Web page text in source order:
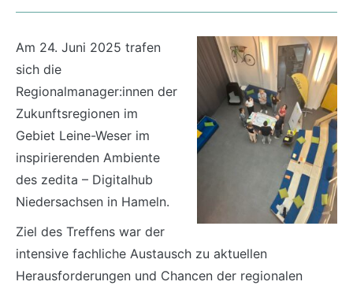
Am 24. Juni 2025 trafen
sich die
Regionalmanager:innen der
Zukunftsregionen im
Gebiet Leine-Weser im
inspirierenden Ambiente
des zedita – Digitalhub
Niedersachsen in Hameln.
Ziel des Treffens war der
intensive fachliche Austausch zu aktuellen
Herausforderungen und Chancen der regionalen